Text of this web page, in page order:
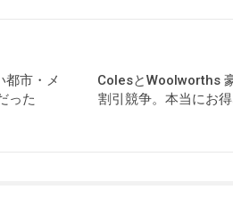
都市・メ
った
ColesとWoolworths
割引競争。本当にお